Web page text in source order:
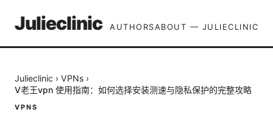
Julieclinic AUTHORSABOUT — JULIECLINIC
Julieclinic › VPNs ›
V老王vpn 使用指南：如何选择安装测速与隐私保护的完整攻略
VPNS